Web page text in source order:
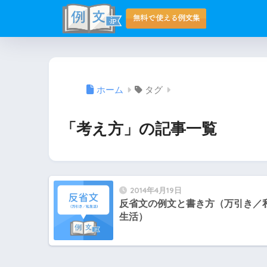
ホーム タグ
「考え方」の記事一覧
2014年4月19日
反省文の例文と書き方（万引き／
生活）